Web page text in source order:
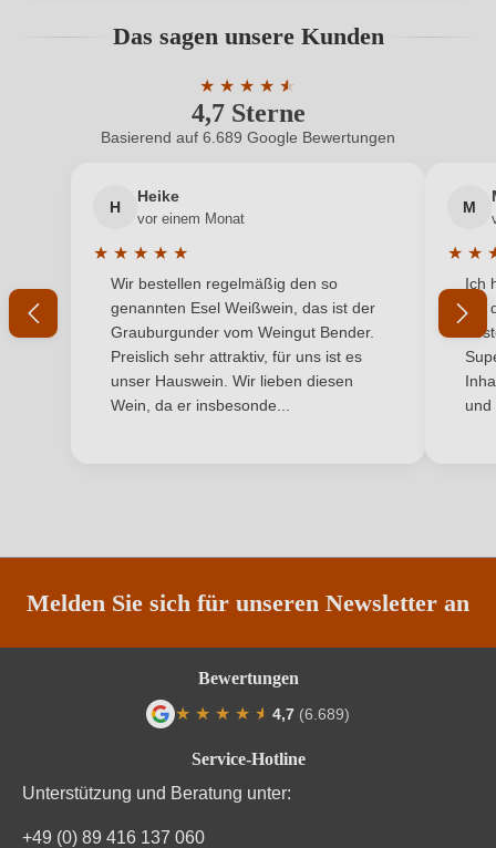
Jahrgang 2023
Land Italien
DOC
Säuregehalt in g/L
Traubenfarbe Weiß
Benutzern abgegeben werden. Bitte loggen Sie sich
Neuer Kunde? Neuer Kunde?
Ihre E-Mail-Adresse
Ihr Passwort
Ich habe mein Passwort vergessen
Das sagen unsere Kunden
4,7 Sterne
★ ★ ★ ★ ★
★
Durchschnittliche Bewertung von 4.7
Basierend auf 6.689 Google Bewertungen
H
Heike
vor einem Monat
★ ★ ★ ★ ★
Durchschnittliche Bewertung von 5 von 5 Sternen
Wir bestellen regelmäßig den so
genannten Esel Weißwein, das ist der
Grauburgunder vom Weingut Bender.
Preislich sehr attraktiv, für uns ist es
unser Hauswein. Wir lieben diesen
Wein, da er insbesonde...
M
★ ★
Ich
mit
und
Melden Sie sich für unseren Newsletter an
Service-Hotline
Unterstützung und Beratung unter:
+49 (0) 89 416 137 060
Bewertungen
★ ★ ★ ★ ★
★ 4,7 (6.689)